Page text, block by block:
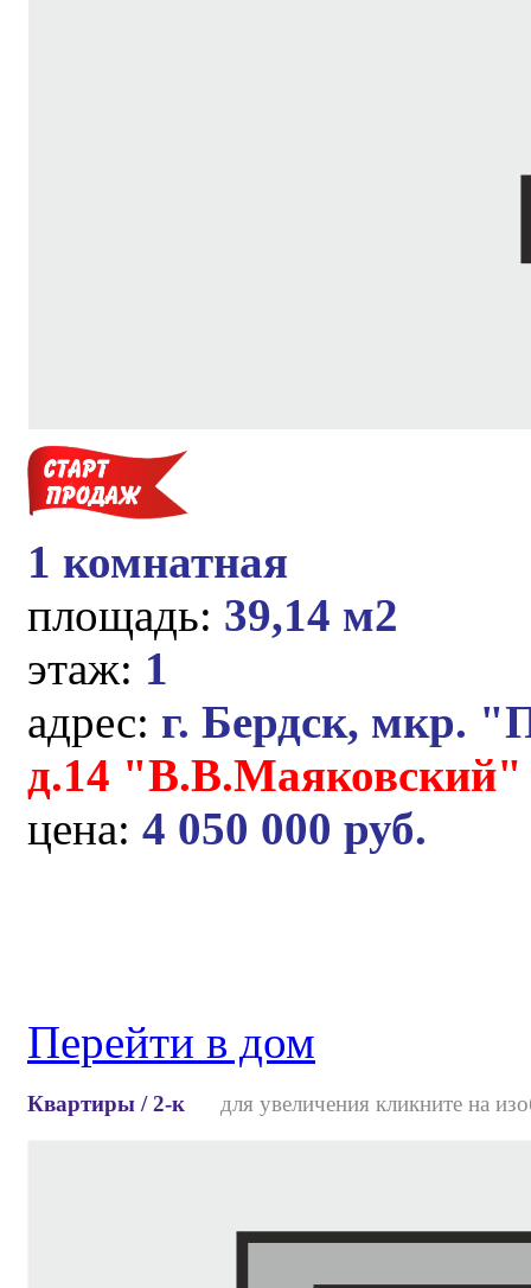
1 комнатная
площадь: 39,14 м2
этаж: 1
адрес: г. Бердск, мкр.
д.14 "В.В.Маяковский"
цена: 4 050 000 руб.
Перейти в дом
Квартиры / 2-к для увеличения кликните на